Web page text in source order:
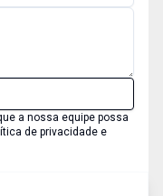
a nossa equipe possa
de privacidade e